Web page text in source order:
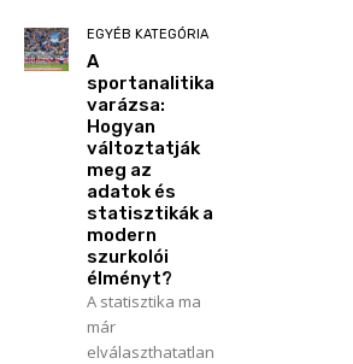
EGYÉB KATEGÓRIA
A
sportanalitika
varázsa:
Hogyan
változtatják
meg az
adatok és
statisztikák a
modern
szurkolói
élményt?
A statisztika ma
már
elválaszthatatlan